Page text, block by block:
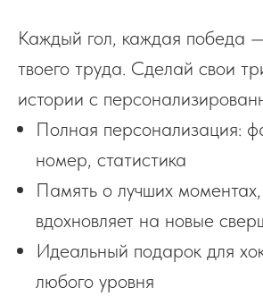
Каждый гол, каждая победа —
твоего труда. Сделай свои
истории с
Полная персонализация:
номер, статистика
Память о лучших моментах,
вдохновляет на новые
Идеальный подарок для
любого уровня